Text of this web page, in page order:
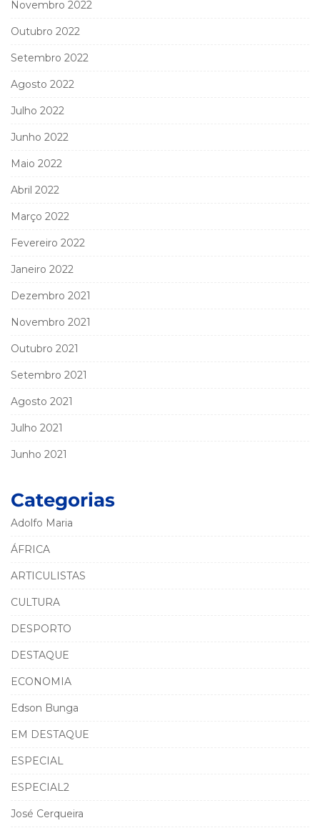
Novembro 2022
Outubro 2022
Setembro 2022
Agosto 2022
Julho 2022
Junho 2022
Maio 2022
Abril 2022
Março 2022
Fevereiro 2022
Janeiro 2022
Dezembro 2021
Novembro 2021
Outubro 2021
Setembro 2021
Agosto 2021
Julho 2021
Junho 2021
Categorias
Adolfo Maria
ÁFRICA
ARTICULISTAS
CULTURA
DESPORTO
DESTAQUE
ECONOMIA
Edson Bunga
EM DESTAQUE
ESPECIAL
ESPECIAL2
José Cerqueira